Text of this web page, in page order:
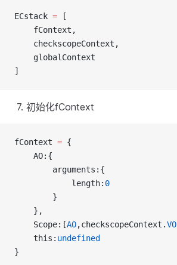
ECstack = [
    fContext,
    checkscopeContext,
    globalContext
]
初始化fContext
fContext = {
    AO:{
        arguments:{
            length:
0
        }
    },
    Scope:[
AO,checkscopeContext.VO
    this:
undefined
}